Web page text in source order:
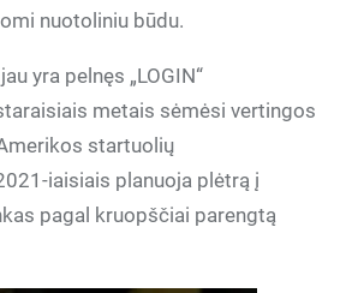
nuotoliniu būdu.
yra pelnęs „LOGIN“
metais sėmėsi vertingos
startuolių
iaisiais planuoja plėtrą į
pagal kruopščiai parengtą